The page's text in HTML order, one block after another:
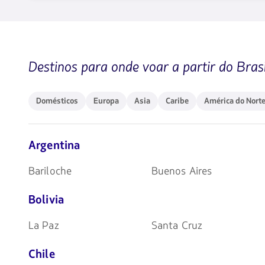
de
flechas
navegar
Destinos para onde voar a partir do
Domésticos
Domésticos Europa
Europa Asia
Asia Caribe
Caribe
América
doAmérica do Norte
Argentina
Bariloche Buenos Aires
Bolivia
La Paz Santa Cruz
Chile